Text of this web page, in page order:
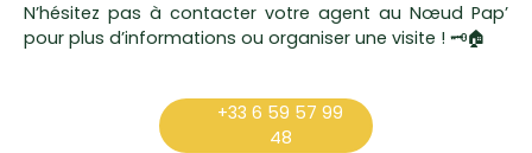
N’hésitez pas à contacter votre agent au Nœud Pap’
pour plus d’informations ou organiser une visite ! 🗝🏠
+33 6 59 57 99
48